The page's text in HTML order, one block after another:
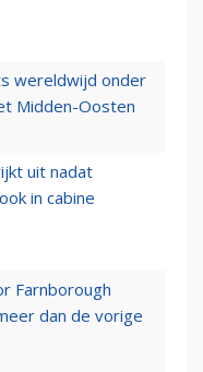
wereldwijd onder
Midden-Oosten
uit nadat
in cabine
Farnborough
dan de vorige